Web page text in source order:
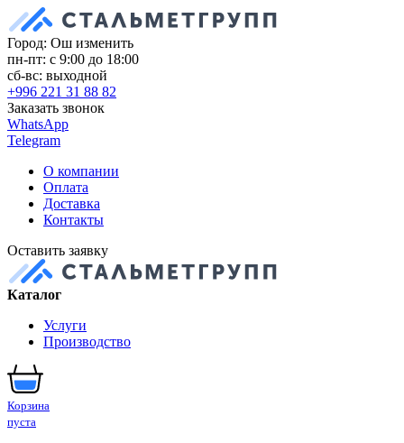
Город: Ош изменить
пн-пт: с 9:00 до 18:00
сб-вс: выходной
+996 221 31 88 82
Заказать звонок
WhatsApp
Telegram
О компании
Оплата
Доставка
Контакты
Оставить заявку
Каталог
Услуги
Производство
Корзина
пуста